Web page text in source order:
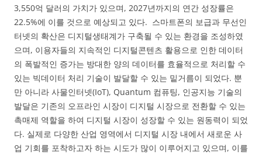
3,550억 달러의 가치가 있으며, 2027년까지의 연간 성장률은
22.5%에 이를 것으로 예상되고 있다. 스마트폰의 보급과 무선인
터넷의 확산은 디지털생태계가 구축될 수 있는 환경을 조성하였
으며, 이용자들의 지속적인 디지털콘텐츠 활용으로 인한 데이터
의 폭발적인 증가는 방대한 양의 데이터를 효율적으로 처리할 수
있는 빅데이터 처리 기술이 발달할 수 있는 밑거름이 되었다. 뿐
만 아니라 사물인터넷(IoT), Quantum 컴퓨팅, 인공지능 기술의
발달은 기존의 오프라인 시장이 디지털 시장으로 전환할 수 있는
촉매제 역할을 하여 디지털 시장이 성장할 수 있는 원동력이 되었
다. 실제로 다양한 산업 영역에서 디지털 시장 내에서 새로운 사
업 기회를 포착하고자 하는 시도가 많이 이루어지고 있으며, 이를